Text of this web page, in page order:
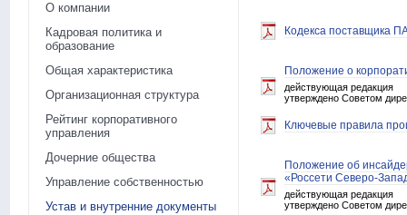
О компании
Кадровая политика и
образование
Общая характеристика
Организационная структура
Рейтинг корпоративного
управления
Дочерние общества
Управление собственностью
Устав и внутренние документы
Кодекса поставщика
Положение о
действующая редакция
утверждено Советом
Ключевые правила
Положение об
«Россети Северо-
действующая редакция
утверждено Советом